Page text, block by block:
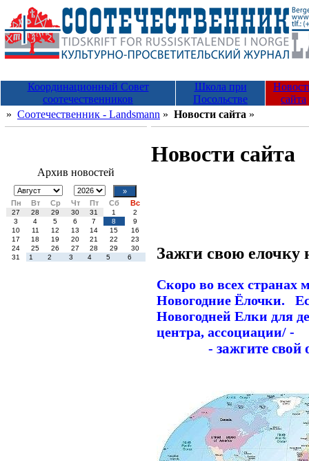
Координационный Совет
соотечественников
Школа при
Посольстве
сайта
» Соотечественник - Landsmann » Новости сайта »
Архив новостей
Пн Вт Ср Чт Пт Сб Вс
27 28 29 30 31 1
2
3
4 5 6 7 8
9
10
11 12 13 14 15
16
17
18 19 20 21 22
23
24
25 26 27 28 29
30
31
1 2 3 4 5 6
Новости сайта
Зажги свою елочку
Скоро во всех странах
Новогодние Ёлочки.
Новогодней Елки для
центра, ассоциации/ -
- зажгите свой